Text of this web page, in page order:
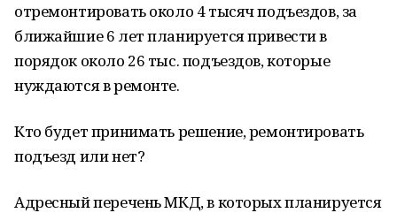
отремонтировать около 4 тысяч подъездов, за
ближайшие 6 лет планируется привести в
порядок около 26 тыс. подъездов, которые
нуждаются в ремонте.
Кто будет принимать решение, ремонтировать
подъезд или нет?
Адресный перечень МКД, в которых планируется